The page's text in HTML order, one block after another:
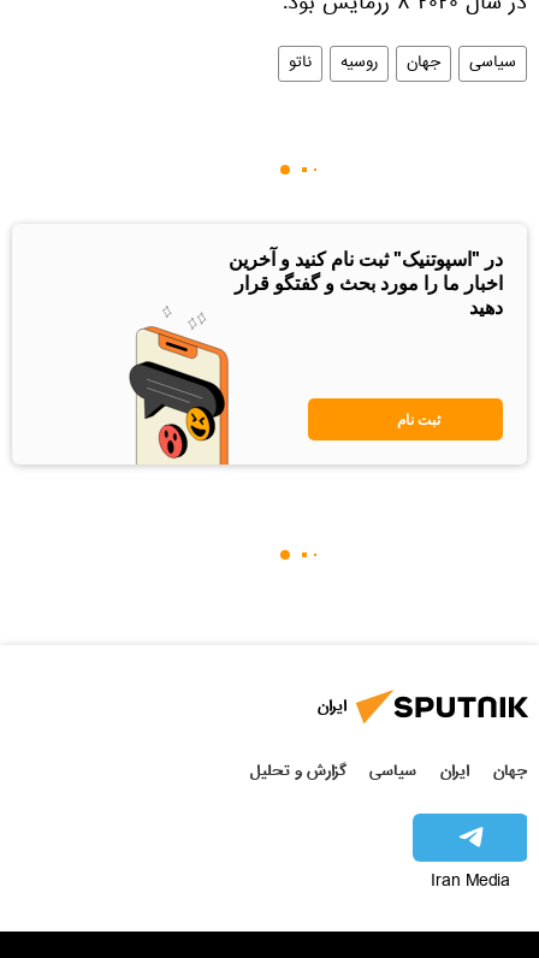
سیاسی جهان روسیه ناتو
در "اسپوتنیک" ثبت نام کنید و آخرین
اخبار ما را مورد بحث و گفتگو قرار
دهید
ثبت نام
ایران
جهان ایران سیاسی گزارش و تحلیل
Iran Media